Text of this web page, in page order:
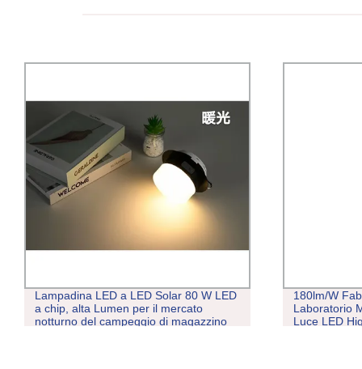
Lampadina LED a LED Solar 80 W LED
a chip, alta Lumen per il mercato
notturno del campeggio di magazzino
180lm/W
Laboratorio
Luce LED